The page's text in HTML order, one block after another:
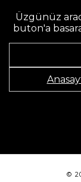
Üzgünüz
buton'a
©